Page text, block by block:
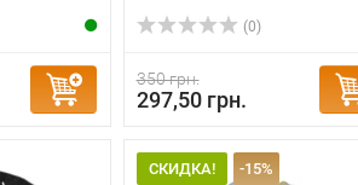
(0)
350 грн.
297,50 грн.
СКИДКА! -15%